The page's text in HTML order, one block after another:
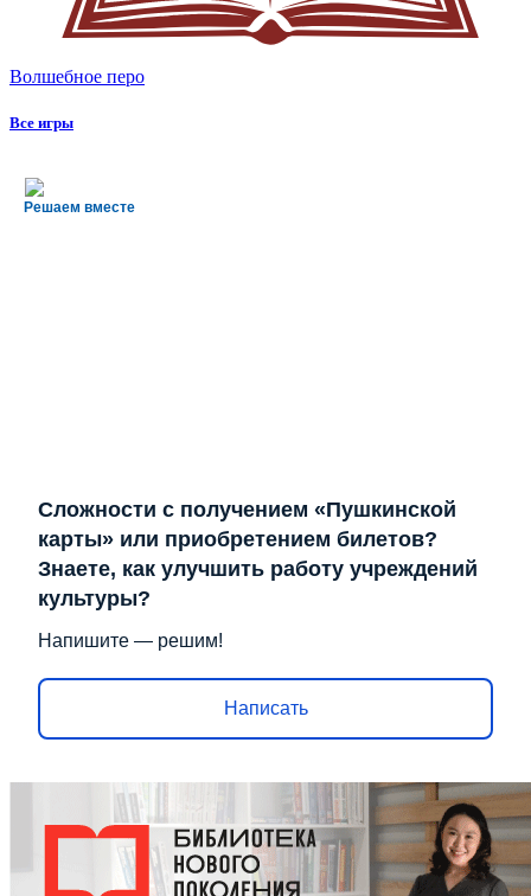
Волшебное перо
Все игры
Решаем вместе
Сложности с получением «Пушкинской
карты» или приобретением билетов?
Знаете, как улучшить работу учреждений
культуры?
Напишите — решим!
Написать